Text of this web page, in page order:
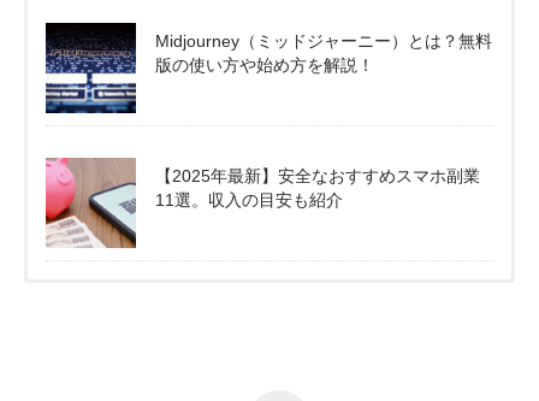
Midjourney（ミッドジャーニー）とは？無料
版の使い方や始め方を解説！
【2025年最新】安全なおすすめスマホ副業
11選。収入の目安も紹介